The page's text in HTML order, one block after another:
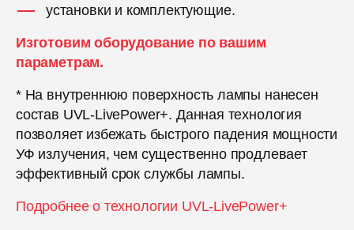
установки и комплектующие.
Изготовим оборудование по вашим
параметрам.
* На внутреннюю поверхность лампы нанесен
состав UVL-LivePower+. Данная технология
позволяет избежать быстрого падения мощности
УФ излучения, чем существенно продлевает
эффективный срок службы лампы.
Подробнее о технологии UVL-LivePower+